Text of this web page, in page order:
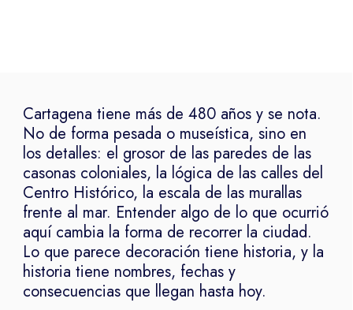
Cartagena tiene más de 480 años y se nota.
No de forma pesada o museística, sino en
los detalles: el grosor de las paredes de las
casonas coloniales, la lógica de las calles del
Centro Histórico, la escala de las murallas
frente al mar. Entender algo de lo que ocurrió
aquí cambia la forma de recorrer la ciudad.
Lo que parece decoración tiene historia, y la
historia tiene nombres, fechas y
consecuencias que llegan hasta hoy.